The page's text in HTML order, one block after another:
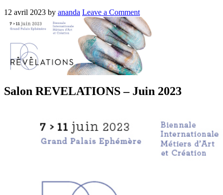
12 avril 2023 by ananda Leave a Comment
Salon REVELATIONS – Juin 2023